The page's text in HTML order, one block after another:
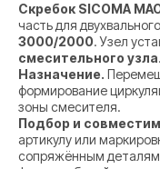
Скребок SICOMA
часть для
3000/2000. Узел
смесительного узла
Назначение.
формирование
зоны смесителя.
Подбор и
артикулу или
сопряжённым